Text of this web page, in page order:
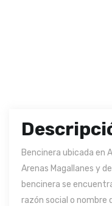
Bencinera ubicada en
Arenas Magallanes y
bencinera se
razón social o nombre